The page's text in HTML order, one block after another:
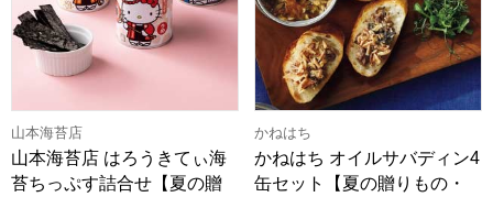
山本海苔店
山本海苔店 はろうきてぃ海
苔ちっぷす詰合せ【夏の贈
かねはち
かねはち オイルサバディン4
缶セット【夏の贈りもの・